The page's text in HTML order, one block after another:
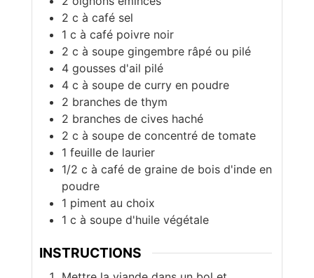
2 c à café sel
1 c à café poivre noir
2 c à soupe gingembre râpé ou pilé
4 gousses d'ail pilé
4 c à soupe de curry en poudre
2 branches de thym
2 branches de cives haché
2 c à soupe de concentré de tomate
1 feuille de laurier
1/2 c à café de graine de bois d'inde en
poudre
1 piment au choix
1 c à soupe d'huile végétale
INSTRUCTIONS